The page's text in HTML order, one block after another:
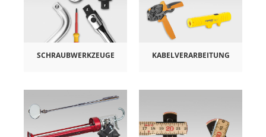
SCHRAUBWERKZEUGE KABELVERARBEITUNG